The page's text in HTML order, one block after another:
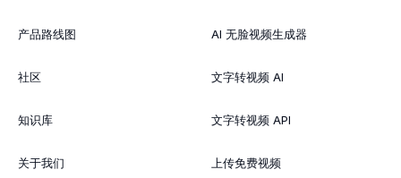
产品路线图
社区
知识库
关于我们
AI 无脸视频生成器
文字转视频 AI
文字转视频 API
上传免费视频